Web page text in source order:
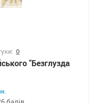
0
"Безглузда